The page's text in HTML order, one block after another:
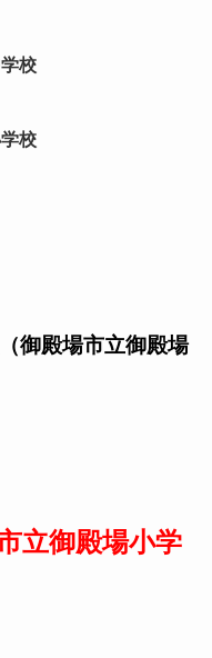
校
校
御殿場市立御殿場
立御殿場小学